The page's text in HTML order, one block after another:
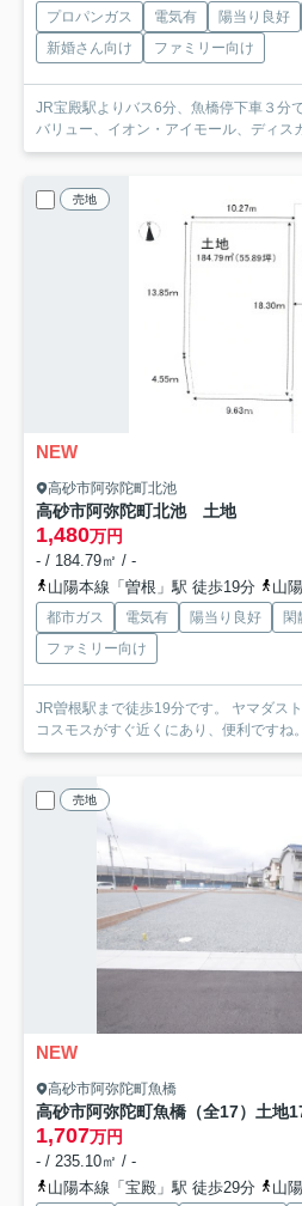
プロパンガス 電気有 陽当り良好
新婚さん向け
ファミリー向け
JR宝殿駅よりバス6分、魚橋停下車３分
バリュー、イオン・アイモール、ディス
売地
NEW
高砂市阿弥陀町北池
高砂市阿弥陀町北池 土地
1,480万円
- / 184.79㎡ / -
山陽本線「曽根」駅 徒歩19分
山陽
都市ガス 電気有 陽当り良好 閑
ファミリー向け
JR曽根駅まで徒歩19分です。 ヤマダス
コスモスがすぐ近くにあり、便利ですね
売地
NEW
高砂市阿弥陀町魚橋
高砂市阿弥陀町魚橋（全17）土地
1,707万円
- / 235.10㎡ / -
山陽本線「宝殿」駅 徒歩29分
山陽